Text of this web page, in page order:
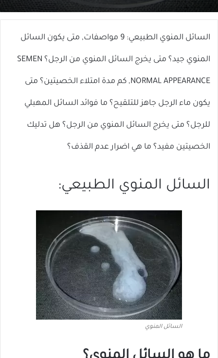
إلكترونيا
السائل المنوي الطبيعي: 9 مواصفات, متى يكون السائل
المنوي جيد؟ متى يخرج السائل المنوي من الرجل؟ SEMEN
NORMAL APPEARANCE, كم مدة امتلاء الخصيتين؟ متى
يكون ماء الرجل جاهز للتلقيح؟ ما فوائد السائل المهبلي
للرجل؟ متى يخرج السائل المنوي من الرجل؟ هل تدليك
الخصيتين مفيد؟ ما هي اضرار عدم القذف؟
السائل المنوي الطبيعي:
السائل المنوي